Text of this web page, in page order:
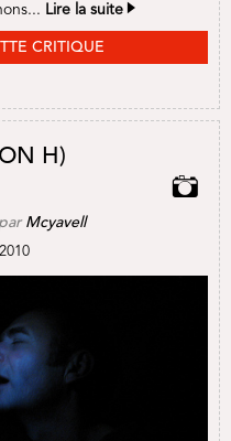
Lire la suite
CRITIQUE
H)
Mcyavell